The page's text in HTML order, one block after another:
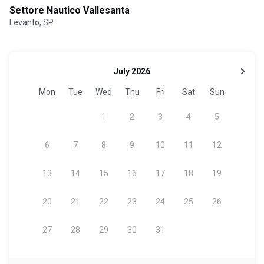
Settore Nautico Vallesanta
Levanto, SP